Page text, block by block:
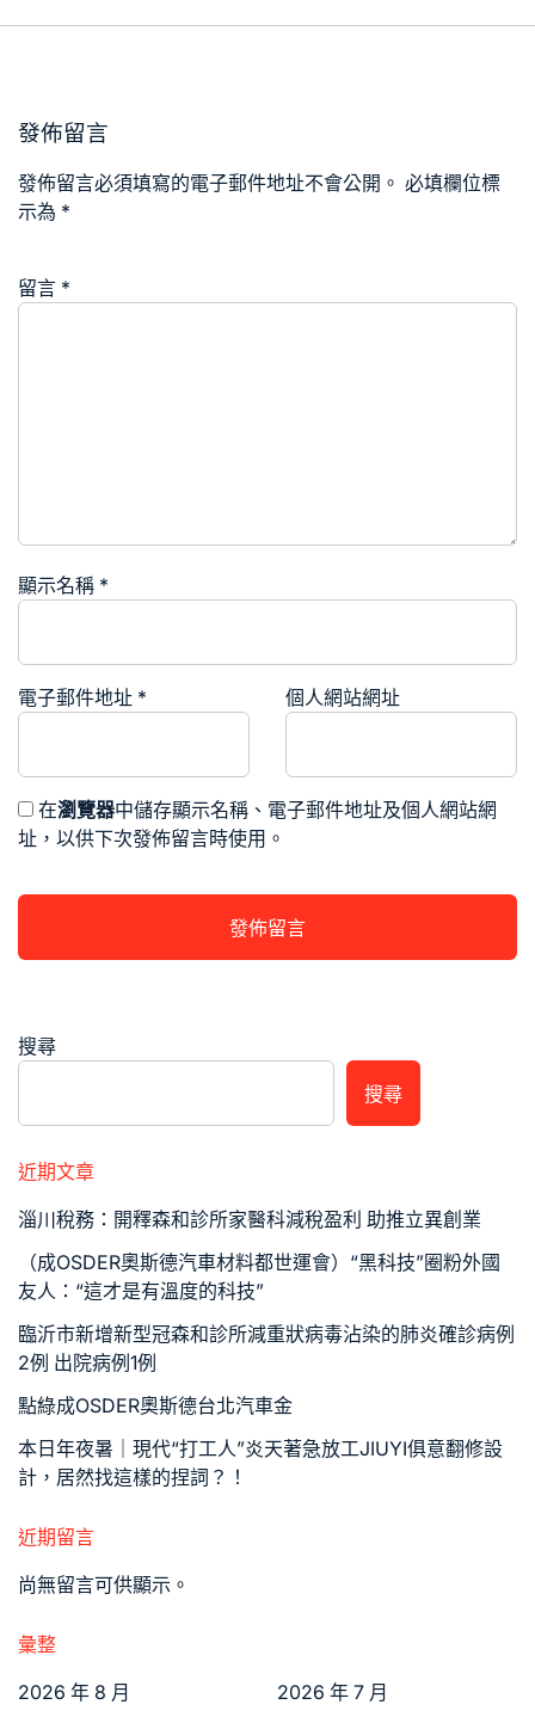
發佈留言
發佈留言必須填寫的電子郵件地址不會公開。 必填欄位標
示為 *
留言 *
顯示名稱 *
電子郵件地址 * 個人網站網址
在瀏覽器中儲存顯示名稱、電子郵件地址及個人網站網
址，以供下次發佈留言時使用。
搜尋
搜尋
近期文章
淄川稅務：開釋森和診所家醫科減稅盈利 助推立異創業
（成OSDER奧斯德汽車材料都世運會）“黑科技”圈粉外國
友人：“這才是有溫度的科技”
臨沂市新增新型冠森和診所減重狀病毒沾染的肺炎確診病例
2例 出院病例1例
點綠成OSDER奧斯德台北汽車金
本日年夜暑｜現代“打工人”炎天著急放工JIUYI俱意翻修設
計，居然找這樣的捏詞？！
近期留言
尚無留言可供顯示。
彙整
2026 年 8 月
2026 年 7 月